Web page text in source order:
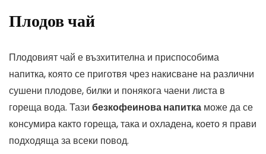
Плодов чай
Плодовият чай е възхитителна и приспособима
напитка, която се приготвя чрез накисване на различни
сушени плодове, билки и понякога чаени листа в
гореща вода. Тази безкофеинова напитка може да се
консумира както гореща, така и охладена, което я прави
подходяща за всеки повод.